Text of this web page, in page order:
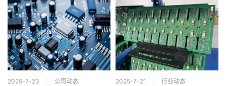
2025-7-23 公司动态 2025-7-21 行业动态